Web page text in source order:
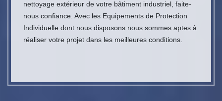
nettoyage extérieur de votre bâtiment industriel, faite-
nous confiance. Avec les Equipements de Protection
Individuelle dont nous disposons nous sommes aptes à
réaliser votre projet dans les meilleures conditions.